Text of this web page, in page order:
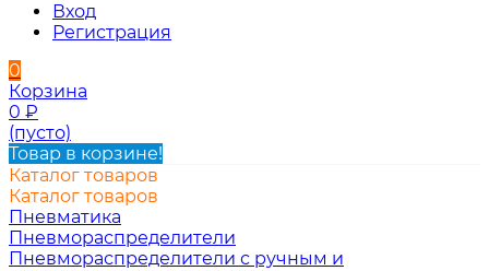
Вход
Регистрация
0
Корзина
0 ₽
(пусто)
Товар в корзине!
Каталог товаров
Каталог товаров
Пневматика
Пневмораспределители
Пневмораспределители с ручным и